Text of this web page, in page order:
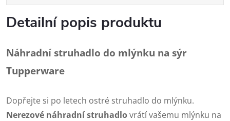
Detailní popis produktu
Náhradní struhadlo do mlýnku na sýr
Tupperware
Dopřejte si po letech ostré struhadlo do mlýnku.
Nerezové náhradní struhadlovrátí vašemu mlýnku na